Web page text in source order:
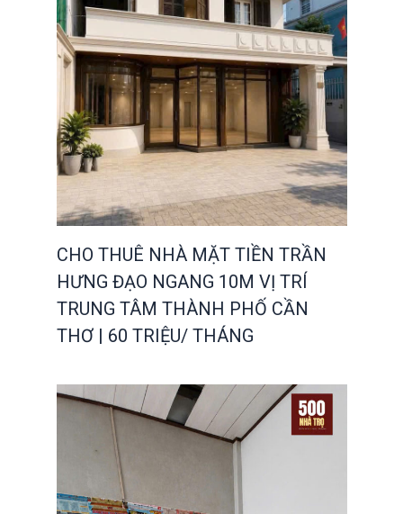
CHO THUÊ NHÀ MẶT TIỀN TRẦN
HƯNG ĐẠO NGANG 10M VỊ TRÍ
TRUNG TÂM THÀNH PHỐ CẦN
THƠ | 60 TRIỆU/ THÁNG